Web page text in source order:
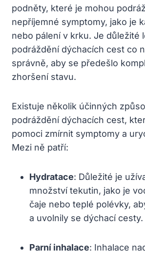
podněty, které ⁣je mohou
nepříjemné symptomy, jako je
nebo pálení v krku. Je důležité
podráždění dýchacích cest⁣ co
správně, aby se předešlo
zhoršení stavu.
Existuje několik účinných⁣
podráždění dýchacích cest,
pomoci‍ zmírnit‍ symptomy a
Mezi ně patří:
Hydratace: Důležité je
množství tekutin, jako je
čaje ⁤nebo teplé polévky,
a ‍uvolnily⁢ se dýchací cesty.
Parní inhalace: Inhalace